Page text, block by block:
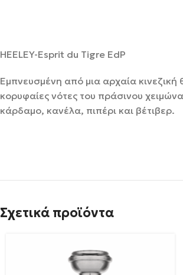
HEELEY-Esprit du Tigre EdP
Εμπνευσμένη από μια αρχαία
κορυφαίες νότες του πράσινου
κάρδαμο, κανέλα, πιπέρι και βέτιβερ.
Σχετικά προϊόντα